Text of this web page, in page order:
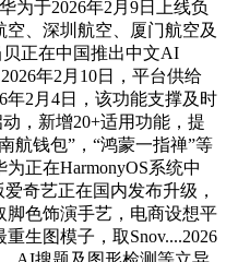
为于2026年2月9日上线负
、深圳航空、厦门航空及
正在中国推出中文AI
年2月10日，平台供给
年2月4日，该功能支撑及时
，新增20+适用功能，提
航钱包”，“鸿蒙一指禅”等
正在HarmonyOS系统中
奇艺正在国内发布升级，
色饰演手艺，电商设想平
重生图模子，取Snov....2026